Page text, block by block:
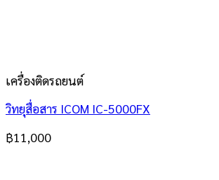
เครื่องติดรถยนต์
วิทยุสื่อสาร ICOM IC-5000FX
฿11,000